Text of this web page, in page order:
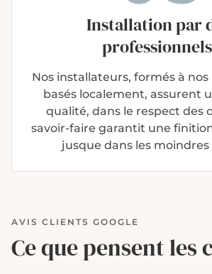
Installation par
professionnels
Nos installateurs, formés à
basés localement, assurent
qualité, dans le respect des
savoir-faire garantit une
jusque dans les moindres
AVIS CLIENTS GOOGLE
Ce que pensent les